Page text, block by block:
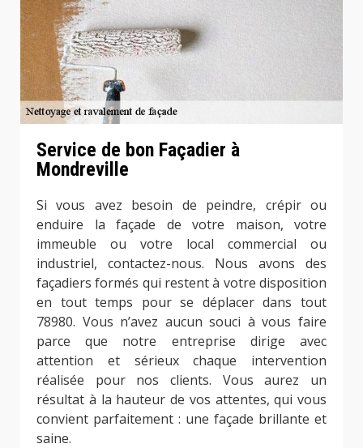
Service de bon Façadier à
Mondreville
Si vous avez besoin de peindre, crépir ou
enduire la façade de votre maison, votre
immeuble ou votre local commercial ou
industriel, contactez-nous. Nous avons des
façadiers formés qui restent à votre disposition
en tout temps pour se déplacer dans tout
78980. Vous n’avez aucun souci à vous faire
parce que notre entreprise dirige avec
attention et sérieux chaque intervention
réalisée pour nos clients. Vous aurez un
résultat à la hauteur de vos attentes, qui vous
convient parfaitement : une façade brillante et
saine.